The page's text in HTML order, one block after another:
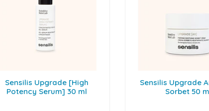
Sensilis Upgrade [High
Potency Serum] 30 ml
Sensilis Upgrade
Sorbet 50